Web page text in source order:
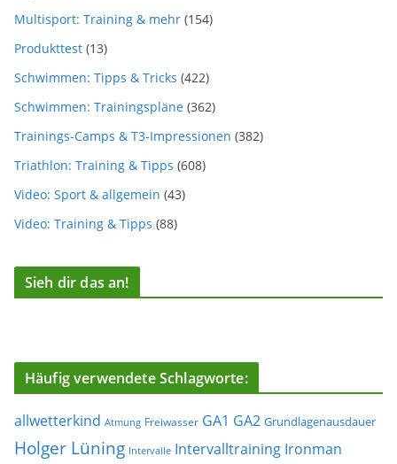
Multisport: Training & mehr (154)
Produkttest (13)
Schwimmen: Tipps & Tricks (422)
Schwimmen: Trainingspläne (362)
Trainings-Camps & T3-Impressionen (382)
Triathlon: Training & Tipps (608)
Video: Sport & allgemein (43)
Video: Training & Tipps (88)
Sieh dir das an!
Häufig verwendete Schlagworte:
allwetterkind Atmung Freiwasser GA1 GA2 Grundlagenausdauer
Holger Lüning Intervalle Intervalltraining Ironman